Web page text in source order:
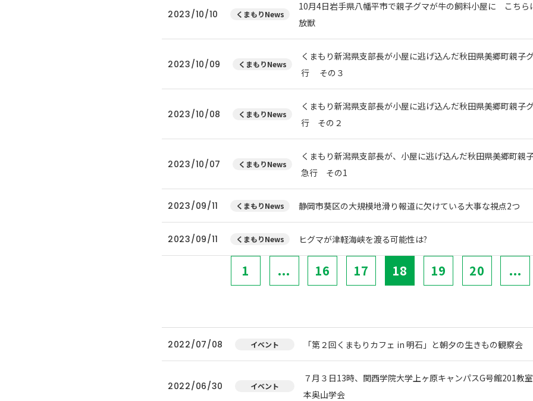
2023/10/10 くまもりNews
10月4日岩手県八幡平市で親子グマが牛の飼料小屋に こちら
放獣
2023/10/09 くまもりNews
くまもり新潟県支部長が小屋に逃げ込んだ秋田県美郷町親子
行 その３
2023/10/08 くまもりNews
くまもり新潟県支部長が小屋に逃げ込んだ秋田県美郷町親子
行 その２
2023/10/07 くまもりNews
くまもり新潟県支部長が、小屋に逃げ込んだ秋田県美郷町親
急行 その1
2023/09/11 くまもりNews 静岡市葵区の大規模地滑り報道に欠けている大事な視点2つ
2023/09/11 くまもりNews ヒグマが津軽海峡を渡る可能性は?
1 ... 16 17 18 19 20 ...
2022/07/08 イベント 「第２回くまもりカフェ in 明石」と朝夕の生きもの観察会
2022/06/30 イベント
７月３日13時、関西学院大学上ヶ原キャンパスG号館201教
本奥山学会